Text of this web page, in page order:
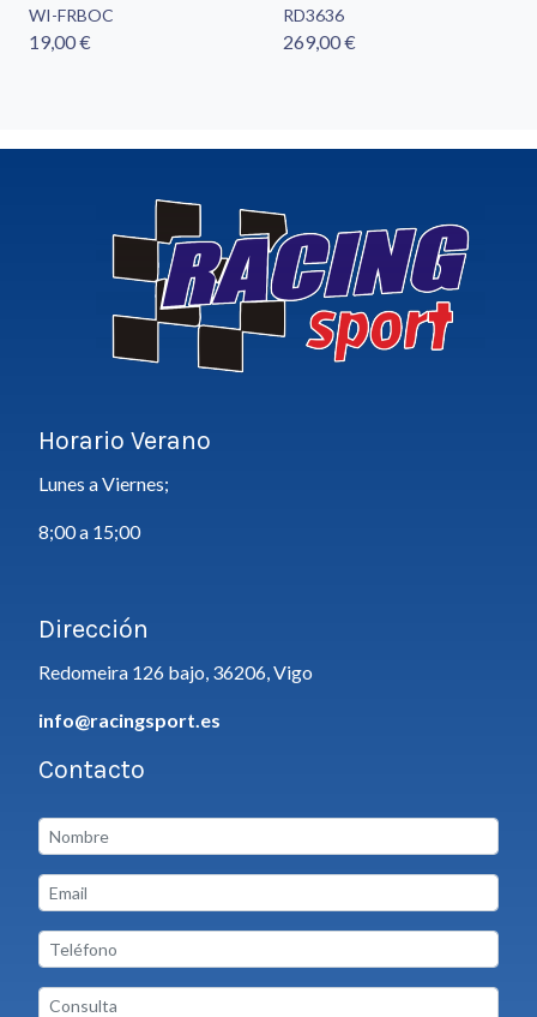
WI-FRBOC
19,00 €
RD3636
269,00 €
Horario Verano
Lunes a Viernes;
8;00 a 15;00
Dirección
Redomeira 126 bajo, 36206, Vigo
info@racingsport.es
Contacto